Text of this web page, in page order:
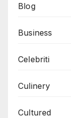
Blog
Business
Celebriti
Culinery
Cultured